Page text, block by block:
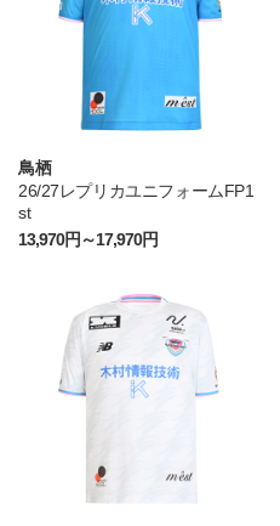
鳥栖
26/27レプリカユニフォームFP1
st
13,970円～17,970円